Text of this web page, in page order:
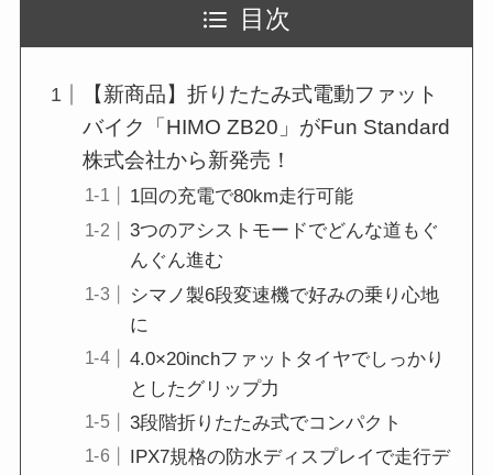
目次
【新商品】折りたたみ式電動ファット
バイク「HIMO ZB20」がFun Standard
株式会社から新発売！
1回の充電で80km走行可能
3つのアシストモードでどんな道もぐ
んぐん進む
シマノ製6段変速機で好みの乗り心地
に
4.0×20inchファットタイヤでしっかり
としたグリップ力
3段階折りたたみ式でコンパクト
IPX7規格の防水ディスプレイで走行デ